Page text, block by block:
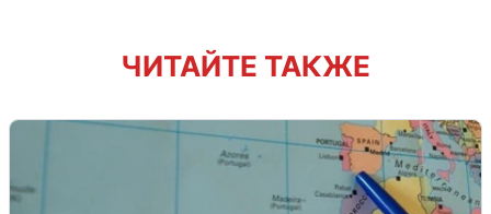
ЧИТАЙТЕ ТАКЖЕ